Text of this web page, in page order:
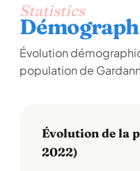
Statistics
Évolution
population de
Évolution de la
2022)